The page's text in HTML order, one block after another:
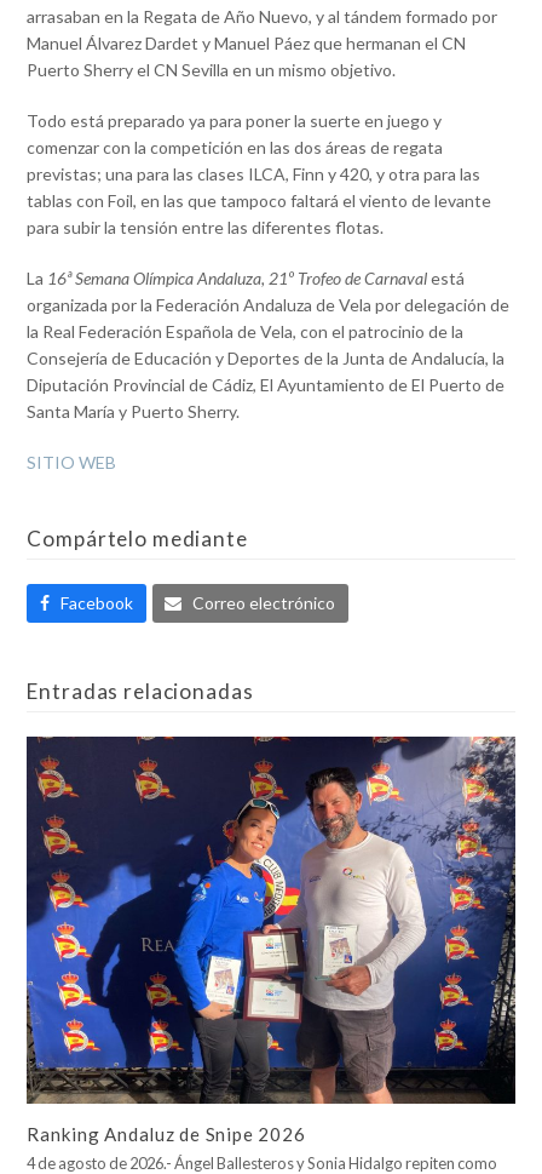
arrasaban en la Regata de Año Nuevo, y al tándem formado por
Manuel Álvarez Dardet y Manuel Páez que hermanan el CN
Puerto Sherry el CN Sevilla en un mismo objetivo.
Todo está preparado ya para poner la suerte en juego y
comenzar con la competición en las dos áreas de regata
previstas; una para las clases ILCA, Finn y 420, y otra para las
tablas con Foil, en las que tampoco faltará el viento de levante
para subir la tensión entre las diferentes flotas.
La 16ª Semana Olímpica Andaluza, 21º Trofeo de Carnavalestá
organizada por la Federación Andaluza de Vela por delegación de
la Real Federación Española de Vela, con el patrocinio de la
Consejería de Educación y Deportes de la Junta de Andalucía, la
Diputación Provincial de Cádiz, El Ayuntamiento de El Puerto de
Santa María y Puerto Sherry.
SITIO WEB
Compártelo mediante
Facebook Correo electrónico
Entradas relacionadas
Ranking Andaluz de Snipe 2026
4 de agosto de 2026.- Ángel Ballesteros y Sonia Hidalgo repiten como